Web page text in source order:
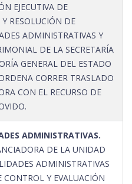
EJECUTIVA DE
RESOLUCIÓN DE
ADMINISTRATIVAS Y
DE LA SECRETARÍA
GENERAL DEL ESTADO
CORRER TRASLADO
CON EL RECURSO DE
ADMINISTRATIVAS.
DE LA UNIDAD
ADMINISTRATIVAS
CONTROL Y EVALUACIÓN